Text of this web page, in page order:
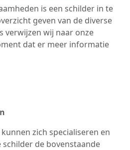
is een schilder in te
geven van de diverse
verwijzen wij naar onze
dat er meer informatie
zich specialiseren en
de bovenstaande